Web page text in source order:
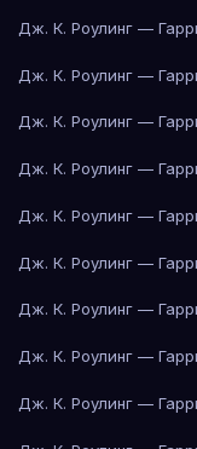
Дж. К. Роулинг —
Дж. К. Роулинг —
Дж. К. Роулинг —
Дж. К. Роулинг —
Дж. К. Роулинг —
Дж. К. Роулинг —
Дж. К. Роулинг —
Дж. К. Роулинг —
Дж. К. Роулинг —